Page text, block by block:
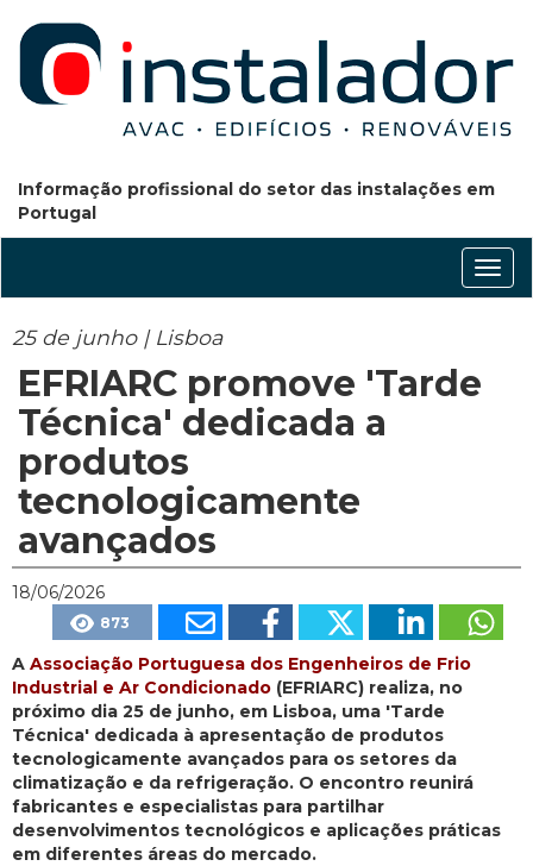
Informação profissional do setor das instalações em
Portugal
25 de junho | Lisboa
EFRIARC promove 'Tarde
Técnica' dedicada a
produtos
tecnologicamente
avançados
18/06/2026
873
A Associação Portuguesa dos Engenheiros de Frio
Industrial e Ar Condicionado (EFRIARC) realiza, no
próximo dia 25 de junho, em Lisboa, uma 'Tarde
Técnica' dedicada à apresentação de produtos
tecnologicamente avançados para os setores da
climatização e da refrigeração. O encontro reunirá
fabricantes e especialistas para partilhar
desenvolvimentos tecnológicos e aplicações práticas
em diferentes áreas do mercado.